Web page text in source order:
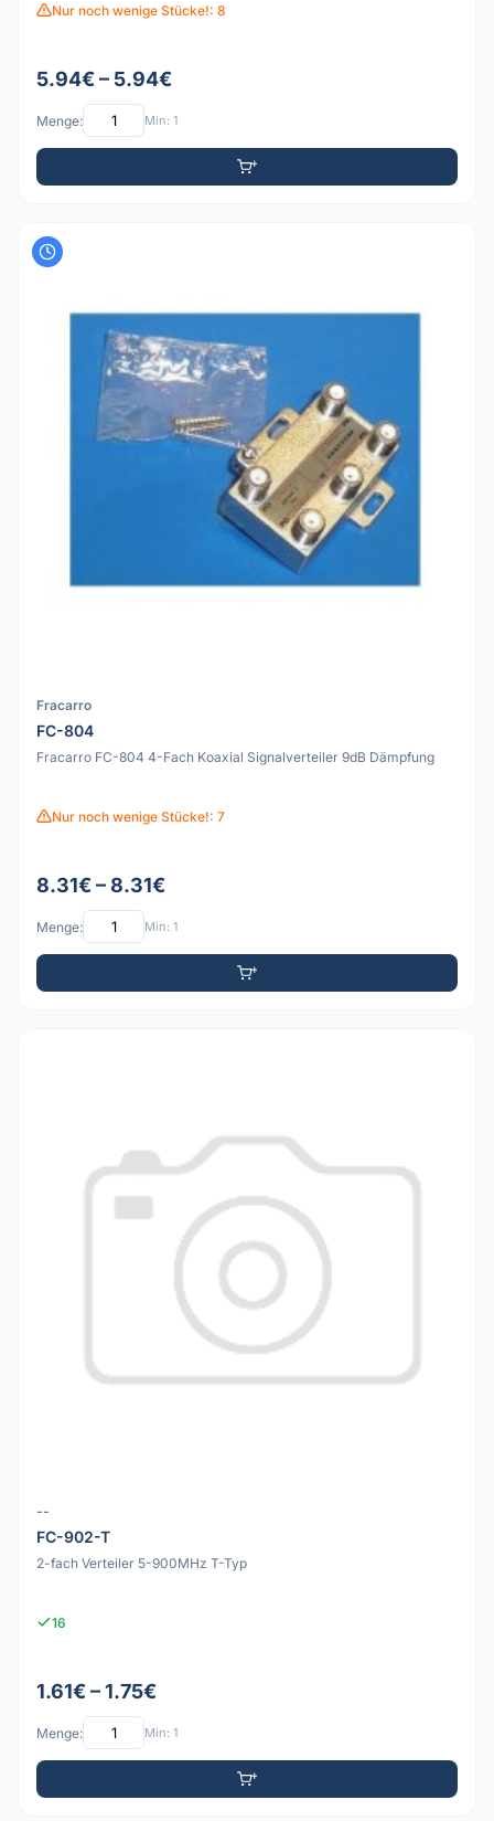
Nur noch wenige Stücke!: 8
5.94€ – 5.94€
Menge: Min: 1
Fracarro
FC-804
Fracarro FC-804 4-Fach Koaxial Signalverteiler 9dB Dämpfung
Nur noch wenige Stücke!: 7
8.31€ – 8.31€
Menge: Min: 1
--
FC-902-T
2-fach Verteiler 5-900MHz T-Typ
16
1.61€ – 1.75€
Menge: Min: 1